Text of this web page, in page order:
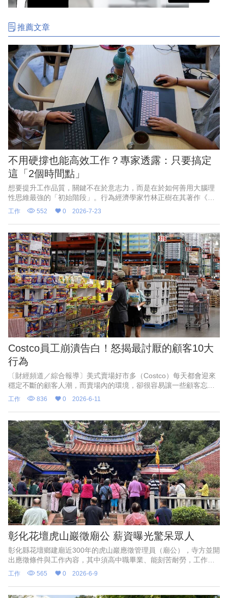
推薦文章
不用硬撐也能高效工作？專家透露：只要搞定
這「2個時間點」
想要提升工作品質，關鍵不在於意志力，而是在於如何善用大腦理
性思維最強的「初始階段」。行為經濟學家竹林正樹在其著作《高
效人士的思考習慣》中指出，早上剛開始工作以及下午午休剛結束
時，大腦的專注力最高。由於
工作 552 0 2026-7-23
Costco員工崩潰告白！怒揭最討厭的顧客10大
行為
〔財經頻道／綜合報導〕美式賣場好市多（Costco）每天都會迎來
穩定不斷的顧客人潮，而賣場內的環境，卻很容易讓一些顧客忘記
購物禮儀，外媒《FinanceBuzz 》近期就盤點出Costco員工最希望
工作 836 0 2026-6-11
彰化花壇虎山巖徵廟公 薪資曝光驚呆眾人
彰化縣花壇鄉建廟近300年的虎山巖應徵管理員（廟公），寺方並開
出應徵條件與工作內容，其中須高中職畢業、能刻苦耐勞，工作內
容則是維護廟寺安全等，膳食自理。寺方並開出待遇為月薪2萬
9500元，與現行勞工最
工作 565 0 2026-6-9